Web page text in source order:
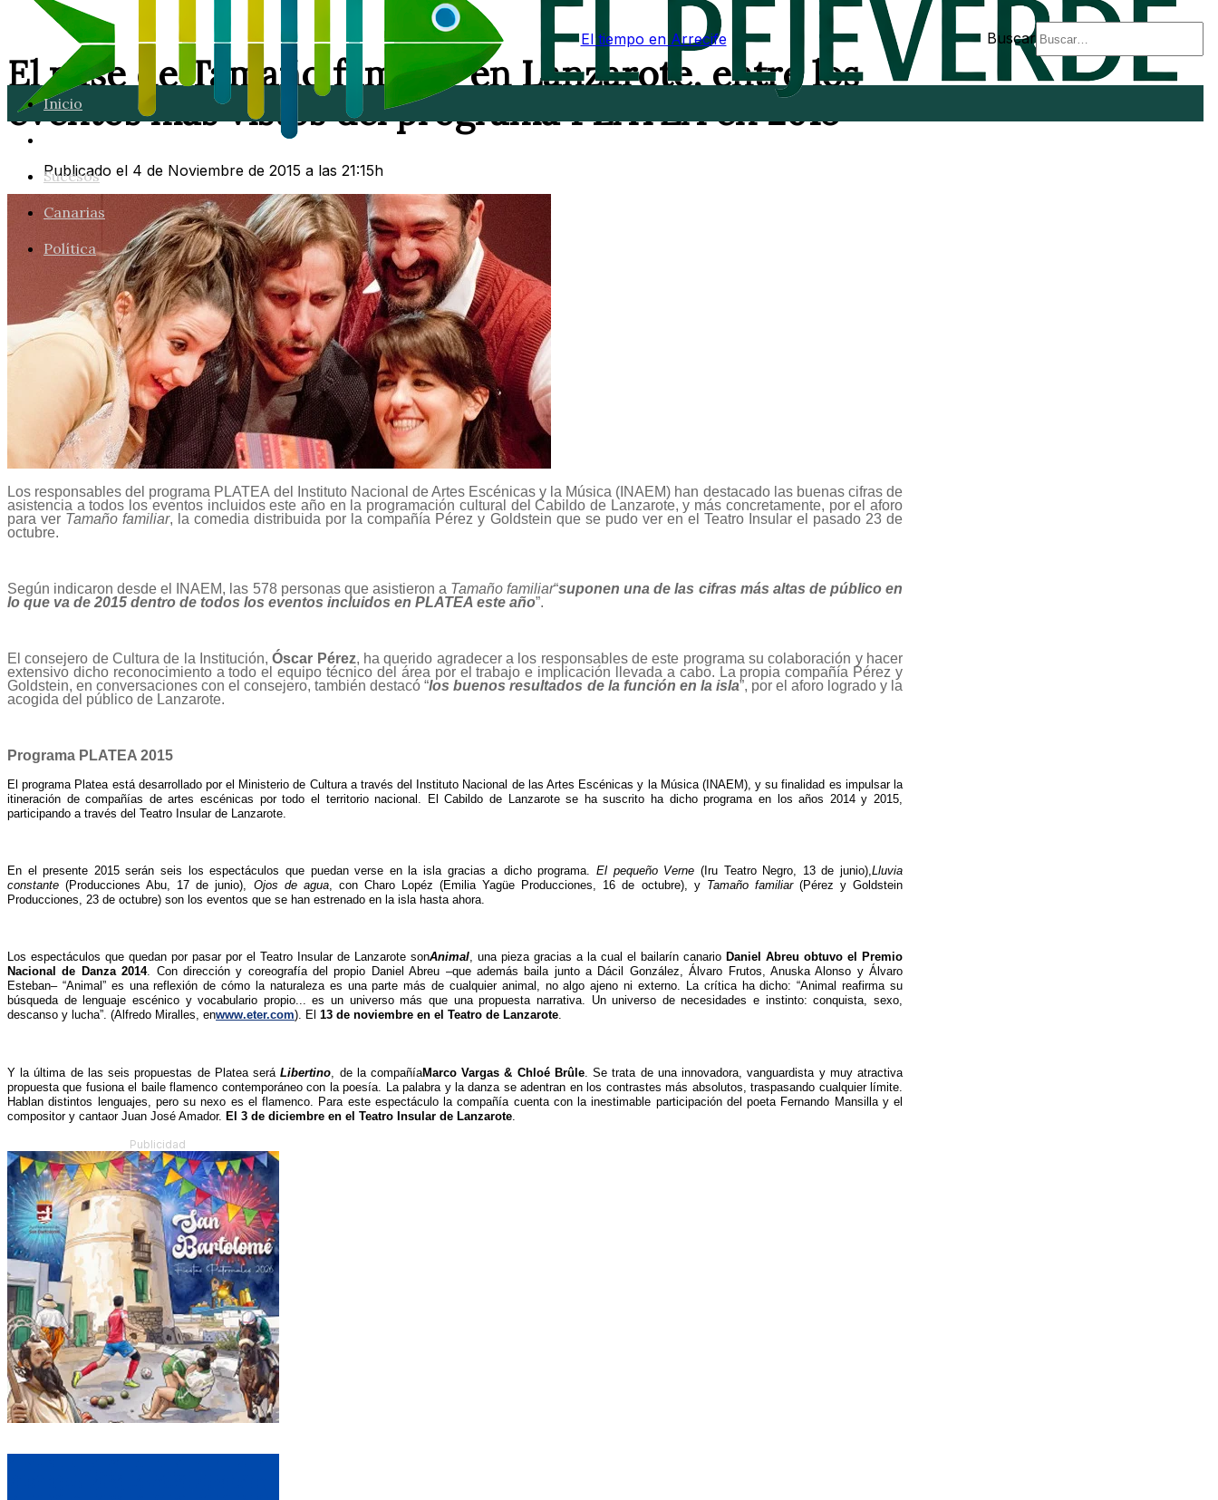
El tiempo en Arrecife Buscar
Inicio
Sucesos
Canarias
Política
El pase de Tamaño familiar en Lanzarote, entre los
eventos más vistos del programa PLATEA en 2015
Publicado el 4 de Noviembre de 2015 a las 21:15h
Los responsables del programa PLATEA del Instituto Nacional de Artes Escénicas y la Música (INAEM) han destacado las buenas cifras de
asistencia a todos los eventos incluidos este año en la programación cultural del Cabildo de Lanzarote, y más concretamente, por el aforo
para ver Tamaño familiar, la comedia distribuida por la compañía Pérez y Goldstein que se pudo ver en el Teatro Insular el pasado 23 de
octubre.
Según indicaron desde el INAEM, las 578 personas que asistieron a Tamaño familiar“suponen una de las cifras más altas de público en
lo que va de 2015 dentro de todos los eventos incluidos en PLATEA este año”.
El consejero de Cultura de la Institución,Óscar Pérez, ha querido agradecer a los responsables de este programa su colaboración y hacer
extensivo dicho reconocimiento a todo el equipo técnico del área por el trabajo e implicación llevada a cabo. La propia compañía Pérez y
Goldstein, en conversaciones con el consejero, también destacó “los buenos resultados de la función en la isla”, por el aforo logrado y la
acogida del público de Lanzarote.
Programa PLATEA 2015
El programa Platea está desarrollado por el Ministerio de Cultura a través del Instituto Nacional de las Artes Escénicas y la Música (INAEM), y su finalidad es impulsar la
itineración de compañías de artes escénicas por todo el territorio nacional. El Cabildo de Lanzarote se ha suscrito ha dicho programa en los años 2014 y 2015,
participando a través del Teatro Insular de Lanzarote.
En el presente 2015 serán seis los espectáculos que puedan verse en la isla gracias a dicho programa.El pequeño Verne (Iru Teatro Negro, 13 de junio),Lluvia
constante (Producciones Abu, 17 de junio), Ojos de agua, con Charo Lopéz (Emilia Yagüe Producciones, 16 de octubre), y Tamaño familiar(Pérez y Goldstein
Producciones, 23 de octubre) son los eventos que se han estrenado en la isla hasta ahora.
Los espectáculos que quedan por pasar por el Teatro Insular de Lanzarote sonAnimal, una pieza gracias a la cual el bailarín canario Daniel Abreu obtuvo el Premio
Nacional de Danza 2014. Con dirección y coreografía del propio Daniel Abreu –que además baila junto a Dácil González, Álvaro Frutos, Anuska Alonso y Álvaro
Esteban– “Animal” es una reflexión de cómo la naturaleza es una parte más de cualquier animal, no algo ajeno ni externo. La crítica ha dicho: “Animal reafirma su
búsqueda de lenguaje escénico y vocabulario propio... es un universo más que una propuesta narrativa. Un universo de necesidades e instinto: conquista, sexo,
descanso y lucha”. (Alfredo Miralles, enwww.eter.com). El 13 de noviembre en el Teatro de Lanzarote.
Y la última de las seis propuestas de Platea seráLibertino, de la compañíaMarco Vargas & Chloé Brûle. Se trata de una innovadora, vanguardista y muy atractiva
propuesta que fusiona el baile flamenco contemporáneo con la poesía. La palabra y la danza se adentran en los contrastes más absolutos, traspasando cualquier límite.
Hablan distintos lenguajes, pero su nexo es el flamenco. Para este espectáculo la compañía cuenta con la inestimable participación del poeta Fernando Mansilla y el
compositor y cantaor Juan José Amador. El 3 de diciembre en el Teatro Insular de Lanzarote.
Publicidad